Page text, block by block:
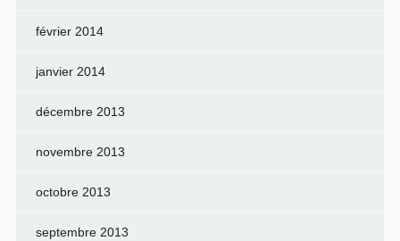
février 2014
janvier 2014
décembre 2013
novembre 2013
octobre 2013
septembre 2013